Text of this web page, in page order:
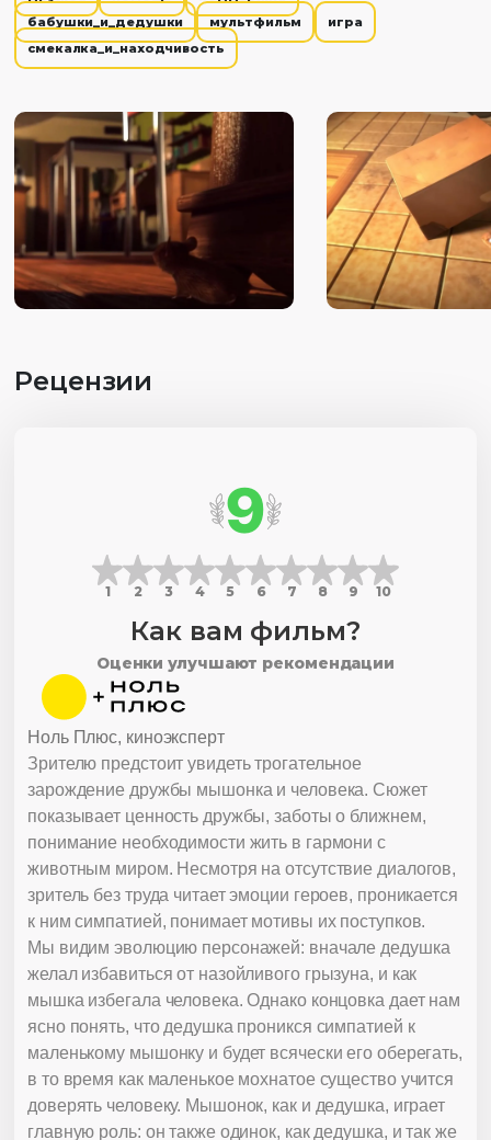
этом мире.
бабушки_и_дедушки
мультфильм
игра
смекалка_и_находчивость
Рецензии
9
1 2 3 4 5 6 7 8 9 10
Как вам фильм?
Оценки улучшают рекомендации
Зрителю предстоит увидеть трогательное
зарождение дружбы мышонка и человека. Сюжет
показывает ценность дружбы, заботы о ближнем,
понимание необходимости жить в гармони с
животным миром. Несмотря на отсутствие диалогов,
зритель без труда читает эмоции героев, проникается
к ним симпатией, понимает мотивы их поступков.
Мы видим эволюцию персонажей: вначале дедушка
желал избавиться от назойливого грызуна, и как
мышка избегала человека. Однако концовка дает нам
ясно понять, что дедушка проникся симпатией к
маленькому мышонку и будет всячески его оберегать,
в то время как маленькое мохнатое существо учится
доверять человеку. Мышонок, как и дедушка, играет
главную роль: он также одинок, как дедушка, и так же
Ноль Плюс, киноэксперт